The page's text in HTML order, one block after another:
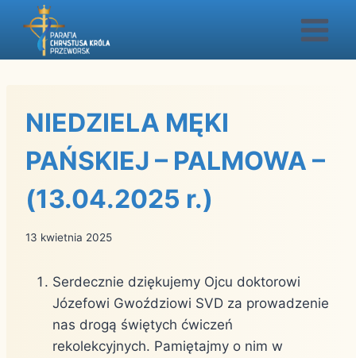
Przejdź
NIEDZIELA MĘKI
PAŃSKIEJ – PALMOWA –
(13.04.2025 r.)
13 kwietnia 2025
Serdecznie dziękujemy Ojcu doktorowi
Józefowi Gwoździowi SVD za prowadzenie
nas drogą świętych ćwiczeń
rekolekcyjnych. Pamiętajmy o nim w